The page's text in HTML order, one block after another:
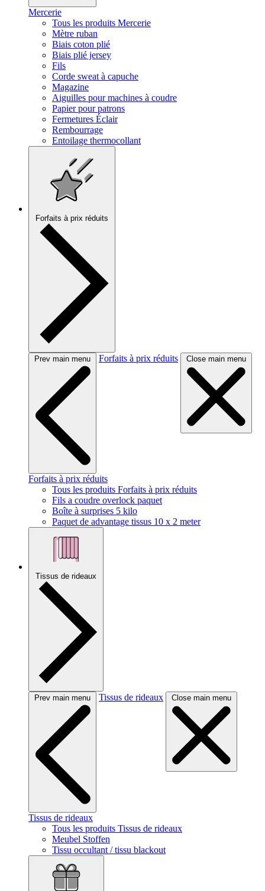
Mercerie
Tous les produits Mercerie
Mètre ruban
Biais coton plié
Biais plié jersey
Fils
Corde sweat à capuche
Magazine
Aiguilles pour machines à coudre
Papier pour patrons
Fermetures Éclair
Rembourrage
Entoilage thermocollant
Forfaits à prix réduits
Prev main menu Forfaits à prix réduits Close main menu
Forfaits à prix réduits
Tous les produits Forfaits à prix réduits
Fils a coudre overlock paquet
Boîte à surprises 5 kilo
Paquet de advantage tissus 10 x 2 meter
Tissus de rideaux
Prev main menu Tissus de rideaux Close main menu
Tissus de rideaux
Tous les produits Tissus de rideaux
Meubel Stoffen
Tissu occultant / tissu blackout